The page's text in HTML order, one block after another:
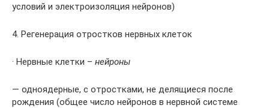
условий и электроизоляция нейронов)
4. Регенерация отростков нервных клеток
· Нервные клетки – нейроны
— одноядерные, с отростками, не делящиеся после
рождения (общее число нейронов в нервной системе